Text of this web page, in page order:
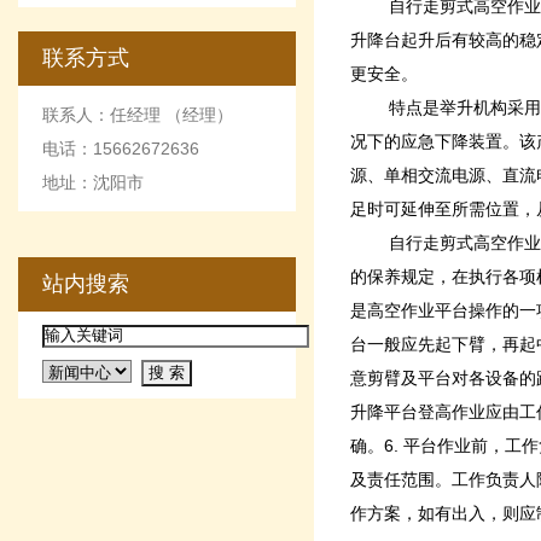
联系方式
联系人：任经理 （经理）
电话：15662672636
地址：沈阳市
站内搜索
自行走剪式高空作
升降台起升后有较高的
更安全。
特点是举升机构采
况下的应急下降装置。
源、单相交流电源、直
足时可延伸至所需位置
自行走剪式高空作
的保养规定，在执行各
是高空作业平台操作的
台一般应先起下臂，再
意剪臂及平台对各设备
升降平台登高作业应由
确。 6. 平台作业前，工
及责任范围。工作负责
作方案，如有出入，则